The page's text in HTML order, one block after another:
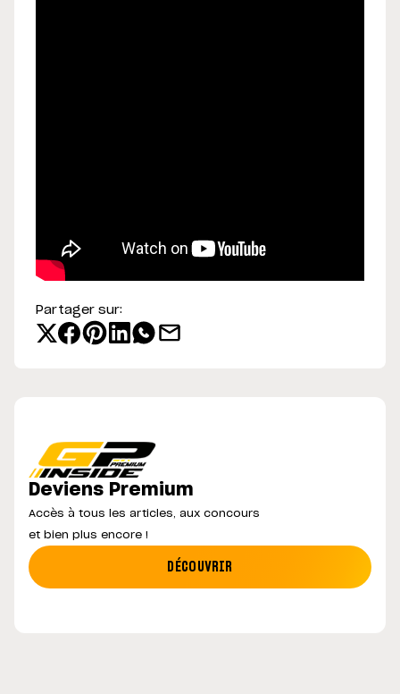
Partager sur:
Deviens Premium
Accès à tous les articles, aux concours
et bien plus encore !
DÉCOUVRIR